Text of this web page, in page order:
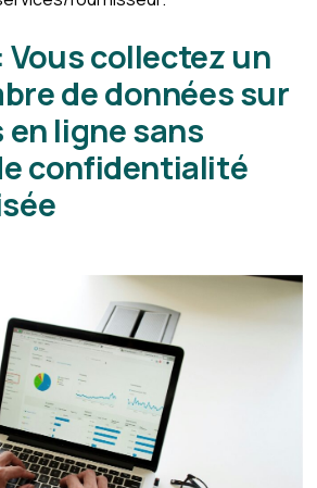
Vous collectez un
de données sur
ligne sans
confidentialité